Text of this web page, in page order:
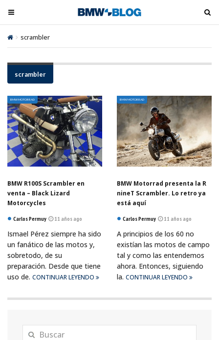
M
e
n
ú
o
g
l
e
M
e
ú
g
l
e
scrambler
scrambler
BMW MOTORRAD
BMW R100S Scrambler en
venta – Black Lizard
Motorcycles
Carlos Permuy 11 años ago
Ismael Pérez siempre ha sido
un fanático de las motos y,
sobretodo, de su
preparación. Desde que tiene
uso de. CONTINUAR LEYENDO
BMW MOTORRAD
BMW Motorrad presenta la R
nineT Scrambler. Lo retro ya
está aquí
Carlos Permuy 11 años ago
A principios de los 60 no
existían las motos de campo
tal y como las entendemos
ahora. Entonces, siguiendo
la. CONTINUAR LEYENDO